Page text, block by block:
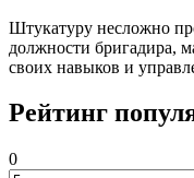
Штукатуру несложно
должности бригадира,
своих навыков и
Рейтинг
0